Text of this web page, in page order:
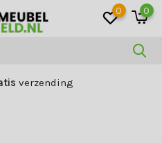
0 0
achteraf